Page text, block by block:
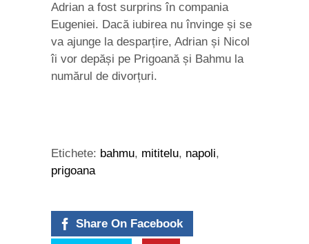
Adrian a fost surprins în compania
Eugeniei. Dacă iubirea nu învinge și se
va ajunge la desparțire, Adrian și Nicol
îi vor depăși pe Prigoană și Bahmu la
numărul de divorțuri.
Etichete: bahmu, mititelu, napoli,
prigoana
Share On Facebook